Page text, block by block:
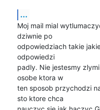
...
Moj mail mial
dziwnie po
odpowiedziach takie
odpowiedzi
padly. Nie jestesmy
osobe ktora w
ten sposob przychodzi
sto ktore chca